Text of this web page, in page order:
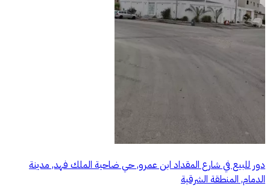
دور للبيع في شارع المقداد ابن عمرو, حي ضاحية الملك فهد, مدينة
الدمام, المنطقة الشرقية